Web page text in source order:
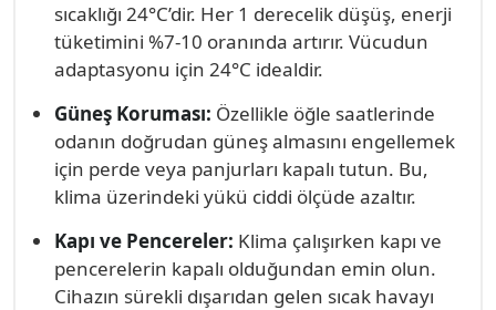
sıcaklığı 24°C’dir. Her 1 derecelik düşüş, enerji
tüketimini %7-10 oranında artırır. Vücudun
adaptasyonu için 24°C idealdir.
Güneş Koruması: Özellikle öğle saatlerinde
odanın doğrudan güneş almasını engellemek
için perde veya panjurları kapalı tutun. Bu,
klima üzerindeki yükü ciddi ölçüde azaltır.
Kapı ve Pencereler: Klima çalışırken kapı ve
pencerelerin kapalı olduğundan emin olun.
Cihazın sürekli dışarıdan gelen sıcak havayı